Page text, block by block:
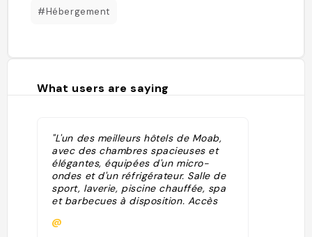
#Hébergement
What users are saying
"L'un des meilleurs hôtels de Moab,
avec des chambres spacieuses et
élégantes, équipées d'un micro-
ondes et d'un réfrigérateur. Salle de
sport, laverie, piscine chauffée, spa
et barbecues à disposition. Accès
@